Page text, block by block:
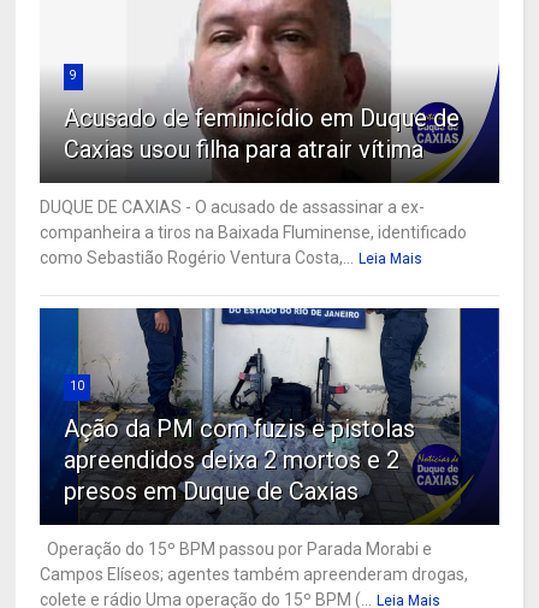
9
Acusado de feminicídio em Duque de
Caxias usou filha para atrair vítima
DUQUE DE CAXIAS - O acusado de assassinar a ex-
companheira a tiros na Baixada Fluminense, identificado
como Sebastião Rogério Ventura Costa,...
Leia Mais
10
Ação da PM com fuzis e pistolas
apreendidos deixa 2 mortos e 2
presos em Duque de Caxias
Operação do 15º BPM passou por Parada Morabi e
Campos Elíseos; agentes também apreenderam drogas,
colete e rádio Uma operação do 15º BPM (...
Leia Mais